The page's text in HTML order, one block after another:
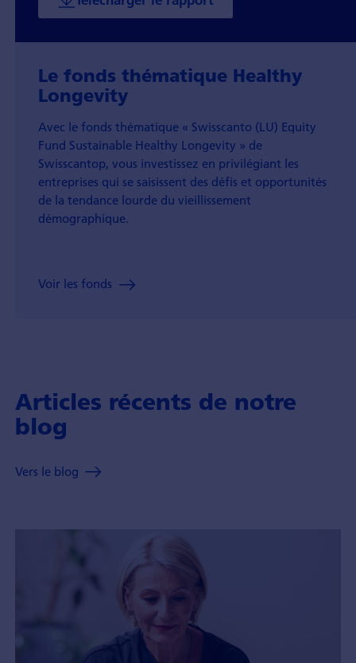
Le fonds thématique Healthy
Longevity
Avec le fonds thématique « Swisscanto (LU) Equity
Fund Sustainable Healthy Longevity » de
Swisscantop, vous investissez en privilégiant les
entreprises qui se saisissent des défis et opportunités
de la tendance lourde du vieillissement
démographique.
Voir les fonds
Articles récents de notre
blog
Vers le blog